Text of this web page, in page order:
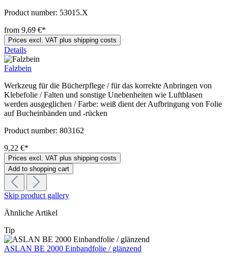
Product number: 53015.X
from 9,69 €*
Prices excl. VAT plus shipping costs
Details
Falzbein
Werkzeug für die Bücherpflege / für das korrekte Anbringen von
Klebefolie / Falten und sonstige Unebenheiten wie Luftblasen
werden ausgeglichen / Farbe: weiß dient der Aufbringung von Folie
auf Bucheinbänden und -rücken
Product number: 803162
9,22 €*
Prices excl. VAT plus shipping costs
Add to shopping cart
Skip product gallery
Ähnliche Artikel
Tip
ASLAN BE 2000 Einbandfolie / glänzend